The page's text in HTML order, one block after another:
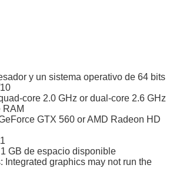
y un sistema operativo de 64 bits
core 2.0 GHz or dual-core 2.6 GHz
RAM
GTX 560 or AMD Radeon HD
GB de espacio disponible
Integrated graphics may not run the